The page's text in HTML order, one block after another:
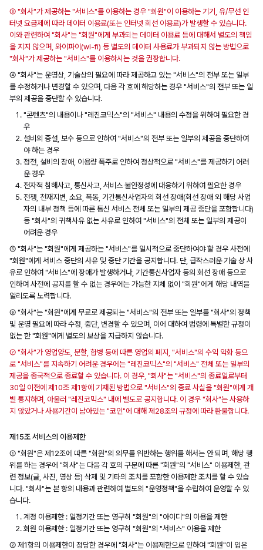
③ "회사"가 제공하는 "서비스"를 이용하는 경우 "회원"이 이용하는 기기, 유/무선 인
터넷 요금제에 따라 데이터 이용료(또는 인터넷 회선 이용료)가 발생할 수 있습니다.
이와 관련하여 "회사"는 "회원"에게 부과되는 데이터 이용료 등에 대해서 별도의 책임
을 지지 않으며, 와이파이(wi-fi) 등 별도의 데이터 사용료가 부과되지 않는 방법으로
"회사"가 제공하는 "서비스"를 이용하시는 것을 권장합니다.
④ "회사"는 운영상, 기술상의 필요에 따라 제공하고 있는 "서비스"의 전부 또는 일부
를 수정하거나 변경할 수 있으며, 다음 각 호에 해당하는 경우 "서비스"의 전부 또는 일
부의 제공을 중단할 수 있습니다.
"콘텐츠"의 내용이나 "레진코믹스"의 "서비스" 내용의 수정을 위하여 필요한 경
우
설비의 증설, 보수 등으로 인하여 "서비스"의 전부 또는 일부의 제공을 중단하여
야 하는 경우
정전, 설비의 장애, 이용량 폭주로 인하여 정상적으로 "서비스"를 제공하기 어려
운 경우
전자적 침해사고, 통신사고, 서비스 불안정성에 대응하기 위하여 필요한 경우
전쟁, 천재지변, 소요, 폭동, 기간통신사업자의 회선 장애(회선 장애 외 해당 사업
자의 내부 정책 등에 따른 통신 서비스 전체 또는 일부의 제공 중단을 포함합니다)
등 "회사"의 귀책사유 없는 사유로 인하여 "서비스"의 전체 또는 일부의 제공이
어려운 경우
⑤ "회사"는 "회원"에게 제공하는 "서비스"를 일시적으로 중단하여야 할 경우 사전에
"회원"에게 서비스 중단의 사유 및 중단 기간을 공지합니다. 단, 급작스러운 기술 상 사
유로 인하여 "서비스"에 장애가 발생하거나, 기간통신사업자 등의 회선 장애 등으로
인하여 사전에 공지를 할 수 없는 경우에는 가능한 지체 없이 "회원"에게 해당 내역을
알리도록 노력합니다.
⑥ "회사"는 "회원"에게 무료로 제공되는 "서비스"의 전부 또는 일부를 "회사"의 정책
및 운영 필요에 따라 수정, 중단, 변경할 수 있으며, 이에 대하여 법령에 특별한 규정이
없는 한 "회원"에게 별도의 보상을 지급하지 않습니다.
⑦ "회사"가 영업양도, 분할, 합병 등에 따른 영업의 폐지, "서비스"의 수익 악화 등으
로 "서비스"를 지속하기 어려운 경우에는 "레진코믹스"의 "서비스" 전체 또는 일부의
제공을 종국적으로 종료할 수 있습니다. 이 경우, "회사"는 "서비스"의 종료일로부터
30일 이전에 제10조 제1항에 기재된 방법으로 "서비스"의 종료 사실을 "회원"에게 개
별 통지하며, 아울러 "레진코믹스" 내에 별도로 공지합니다. 이 경우 "회사"는 사용하
지 않았거나 사용기간이 남아있는 "코인"에 대해 제28조의 규정에 따라 환불합니다.
제15조 서비스의 이용제한
① "회원"은 제12조에 따른 "회원"의 의무를 위반하는 행위를 해서는 안 되며, 해당 행
위를 하는 경우에 "회사"는 다음 각 호의 구분에 따른 "회원"의 "서비스" 이용제한, 관
련 정보(글, 사진, 영상 등) 삭제 및 기타의 조치를 포함한 이용제한 조치를 할 수 있습
니다. "회사"는 본 항의 내용과 관련하여 별도의 "운영정책"을 수립하여 운영할 수 있
습니다.
계정 이용제한 : 일정기간 또는 영구히 "회원"의 "아이디"의 이용을 제한
회원 이용제한 : 일정기간 또는 영구히 "회원"의 "서비스" 이용을 제한
② 제1항의 이용제한이 정당한 경우에 "회사"는 이용제한으로 인하여 "회원"이 입은